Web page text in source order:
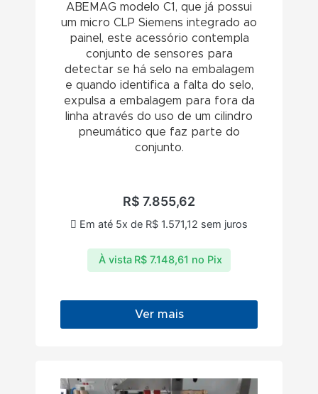
ABEMAG modelo C1, que já possui
um micro CLP Siemens integrado ao
painel, este acessório contempla
conjunto de sensores para
detectar se há selo na embalagem
e quando identifica a falta do selo,
expulsa a embalagem para fora da
linha através do uso de um cilindro
pneumático que faz parte do
conjunto.
R$ 7.855,62
Em até 5x de R$1.571,12 sem juros
À vista R$ 7.148,61 no Pix
Ver mais